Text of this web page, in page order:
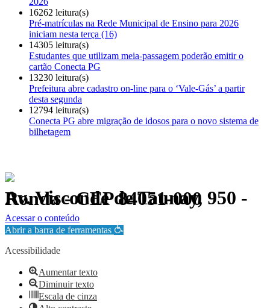
16262 leitura(s)
Pré-matrículas na Rede Municipal de Ensino para 2026
iniciam nesta terça (16)
14305 leitura(s)
Estudantes que utilizam meia-passagem poderão emitir o
cartão Conecta PG
13230 leitura(s)
Prefeitura abre cadastro on-line para o ‘Vale-Gás’ a partir
desta segunda
12794 leitura(s)
Conecta PG abre migração de idosos para o novo sistema de
bilhetagem
Av. Visconde de Taunay, 950 - Ronda - CEP 84051-000
Política de Privacidade.
Acessar o conteúdo
Abrir a barra de ferramentas
Acessibilidade
Aumentar texto
Diminuir texto
Escala de cinza